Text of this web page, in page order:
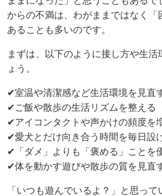
からの不満は、わがままではなく「
あることも多いのです。
まずは、以下のように接し方や生活
ょう。
✔室温や清潔感など生活環境を見直
✔ご飯や散歩の生活リズムを整える
✔アイコンタクトや声かけの頻度を
✔愛犬とだけ向き合う時間を毎日設
✔「ダメ」よりも「褒める」ことを
✔体を動かす遊びや散歩の質を見直
「いつも遊んでいるよ？」と思っ